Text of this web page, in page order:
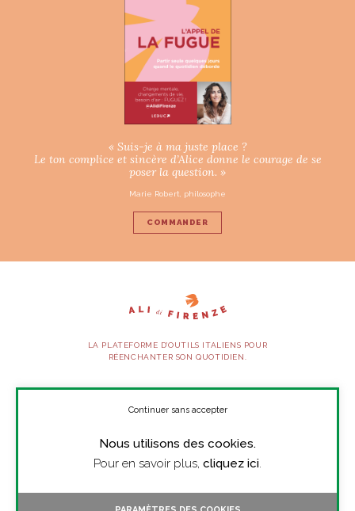
« Suis-je à ma juste place ?
Le ton complice et sincère d’Alice donne le courage de se
poser la question. »
Marie Robert, philosophe
COMMANDER
LA PLATEFORME D’OUTILS ITALIENS POUR
RÉENCHANTER SON QUOTIDIEN.
SUIVEZ-NOUS
Nous utilisons des cookies.
Pour en savoir plus, cliquez ici.
Continuer sans accepter